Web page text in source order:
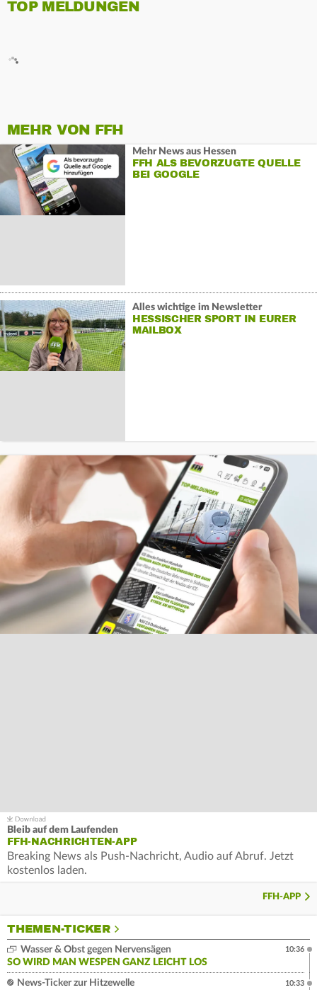
TOP MELDUNGEN
MEHR VON FFH
Mehr News aus Hessen
FFH ALS BEVORZUGTE QUELLE
BEI GOOGLE
Alles wichtige im Newsletter
HESSISCHER SPORT IN EURER
MAILBOX
Bleib auf dem Laufenden
FFH-NACHRICHTEN-APP
Breaking News als Push-Nachricht, Audio auf Abruf. Jetzt
kostenlos laden.
FFH-APP
THEMEN-TICKER
Wasser & Obst gegen Nervensägen
SO WIRD MAN WESPEN GANZ LEICHT LOS
10:36
News-Ticker zur Hitzewelle
10:33